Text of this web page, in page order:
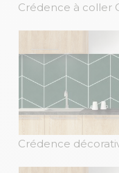
Crédence à coller
Crédence